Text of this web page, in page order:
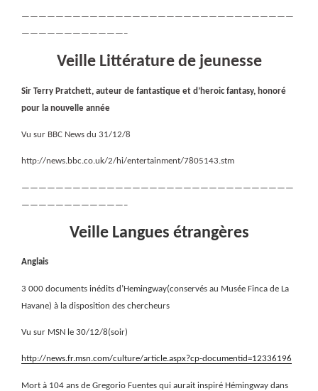
————————————————————————————————
————————————–
Veille Littérature de jeunesse
Sir Terry Pratchett, auteur de fantastique et d’heroic fantasy, honoré
pour la nouvelle année
Vu sur BBC News du 31/12/8
http://news.bbc.co.uk/2/hi/entertainment/7805143.stm
————————————————————————————————
————————————–
Veille Langues étrangères
Anglais
3 000 documents inédits d’Hemingway(conservés au Musée Finca de La
Havane) à la disposition des chercheurs
Vu sur MSN le 30/12/8(soir)
http://news.fr.msn.com/culture/article.aspx?cp-documentid=12336196
Mort à 104 ans de Gregorio Fuentes qui aurait inspiré Hémingway dans